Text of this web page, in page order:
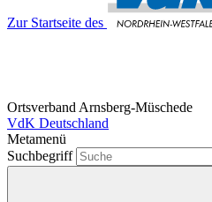
Zur Startseite des
Ortsverband Arnsberg-Müschede
VdK Deutschland
Metamenü
Suchbegriff